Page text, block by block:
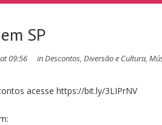
SP
at09:56 inDescontos, Diversão e Cultura,
acesse https://bit.ly/3LIPrNV